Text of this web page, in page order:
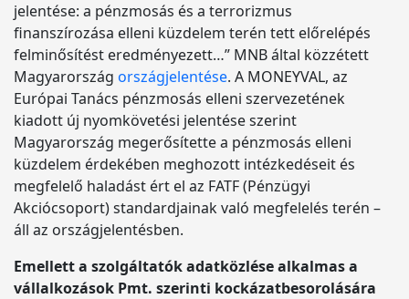
jelentése: a pénzmosás és a terrorizmus
finanszírozása elleni küzdelem terén tett előrelépés
felminősítést eredményezett…” MNB által közzétett
Magyarország országjelentése. A MONEYVAL, az
Európai Tanács pénzmosás elleni szervezetének
kiadott új nyomkövetési jelentése szerint
Magyarország megerősítette a pénzmosás elleni
küzdelem érdekében meghozott intézkedéseit és
megfelelő haladást ért el az FATF (Pénzügyi
Akciócsoport) standardjainak való megfelelés terén –
áll az országjelentésben.
Emellett a szolgáltatók adatközlése alkalmas a
vállalkozások Pmt. szerinti kockázatbesorolására